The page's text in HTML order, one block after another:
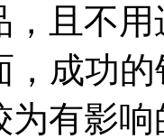
，且不
成功的
为有影